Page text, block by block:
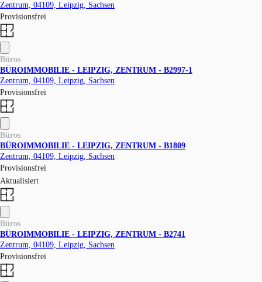
Zentrum, 04109, Leipzig, Sachsen
Provisionsfrei
Büros
BÜROIMMOBILIE - LEIPZIG, ZENTRUM - B2997-1
Zentrum, 04109, Leipzig, Sachsen
Provisionsfrei
Büros
BÜROIMMOBILIE - LEIPZIG, ZENTRUM - B1809
Zentrum, 04109, Leipzig, Sachsen
Provisionsfrei
Aktualisiert
Büros
BÜROIMMOBILIE - LEIPZIG, ZENTRUM - B2741
Zentrum, 04109, Leipzig, Sachsen
Provisionsfrei